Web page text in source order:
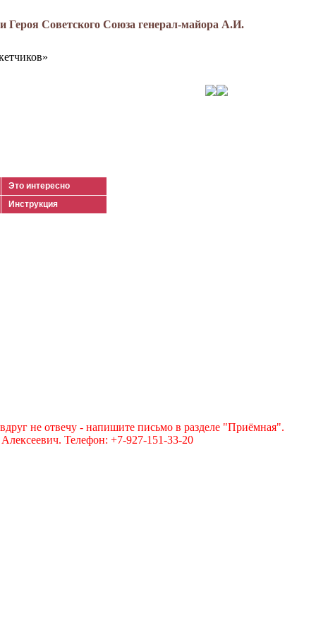
Героя Советского Союза генерал-майора А.И.
Это интересно
Инструкция
не отвечу - напишите письмо в разделе "Приёмная".
Телефон: +7-927-151-33-20